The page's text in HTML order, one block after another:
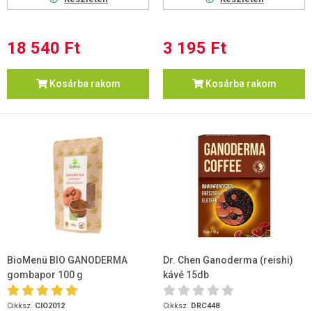
18 540 Ft
Kosárba rakom
3 195 Ft
Kosárba rakom
BioMenü BIO GANODERMA
gombapor 100 g
Cikksz. CIO2012
Dr. Chen Ganoderma (reishi)
kávé 15db
Cikksz. DRC448